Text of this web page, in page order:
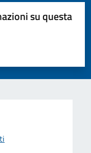
su questa